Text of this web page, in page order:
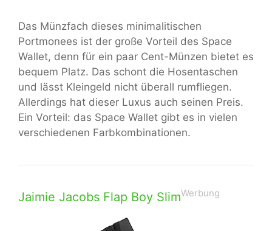
Das Münzfach dieses minimalitischen
Portmonees ist der große Vorteil des Space
Wallet, denn für ein paar Cent-Münzen bietet es
bequem Platz. Das schont die Hosentaschen
und lässt Kleingeld nicht überall rumfliegen.
Allerdings hat dieser Luxus auch seinen Preis.
Ein Vorteil: das Space Wallet gibt es in vielen
verschiedenen Farbkombinationen.
Jaimie Jacobs Flap Boy SlimWerbung